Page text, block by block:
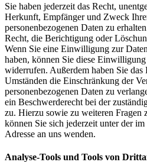
Sie haben jederzeit das Recht,
Herkunft, Empfänger und Zweck
personenbezogenen Daten zu
Recht, die Berichtigung oder
Wenn Sie eine Einwilligung zur
haben, können Sie diese
widerrufen. Außerdem haben Sie das
Umständen die Einschränkung der
personenbezogenen Daten zu
ein Beschwerderecht bei der
zu. Hierzu sowie zu weiteren Fragen
können Sie sich jederzeit unter der im
Adresse an uns wenden.
Analyse-Tools und Tools von